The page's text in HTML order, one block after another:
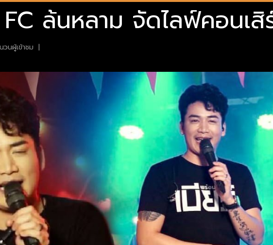
FC ล้นหลาม จัดไลฟ์คอนเ
วนผู้เข้าชม |